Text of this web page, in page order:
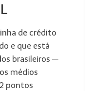
de crédito
e que está
brasileiros —
médios
pontos